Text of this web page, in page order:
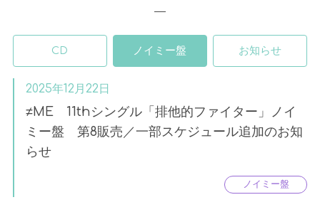
CD ノイミー盤 お知らせ
2025年12月22日
≠ME 11thシングル「排他的ファイター」ノイ
ミー盤 第8販売／一部スケジュール追加のお知
らせ
ノイミー盤